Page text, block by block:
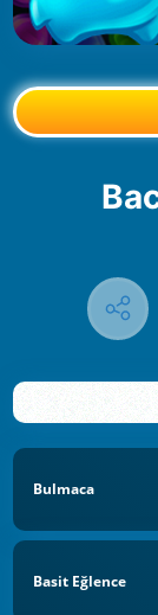
Bulmaca
Basit Eğlence